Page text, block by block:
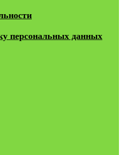
персональных данных